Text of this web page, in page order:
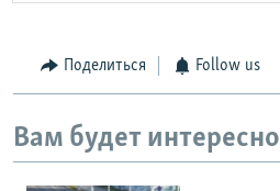
Поделиться Follow us
Вам будет интересно